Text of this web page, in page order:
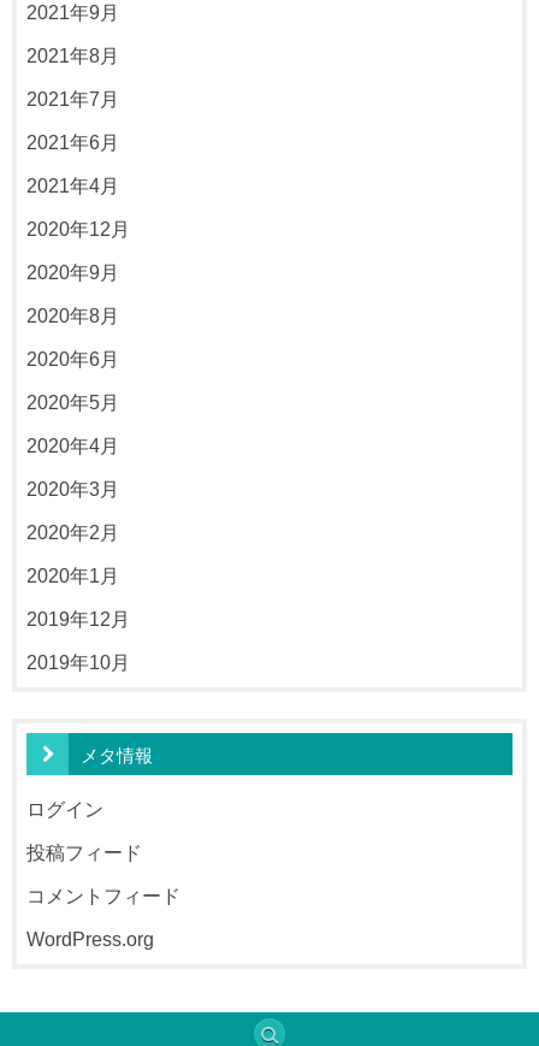
2021年9月
2021年8月
2021年7月
2021年6月
2021年4月
2020年12月
2020年9月
2020年8月
2020年6月
2020年5月
2020年4月
2020年3月
2020年2月
2020年1月
2019年12月
2019年10月
メタ情報
ログイン
投稿フィード
コメントフィード
WordPress.org